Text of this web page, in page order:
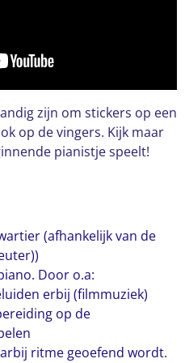
zijn om stickers op een
op de vingers. Kijk maar
pianistje speelt!
(afhankelijk van de
Door o.a:
erbij (filmmuziek)
op de
ritme geoefend wordt.